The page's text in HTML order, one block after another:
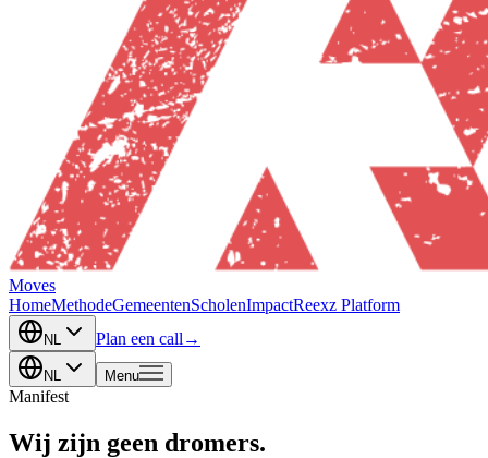
Moves
HomeMethodeGemeentenScholenImpactReexz Platform
NL Plan een call →
NL Menu
Manifest
Wij zijn geen dromers.